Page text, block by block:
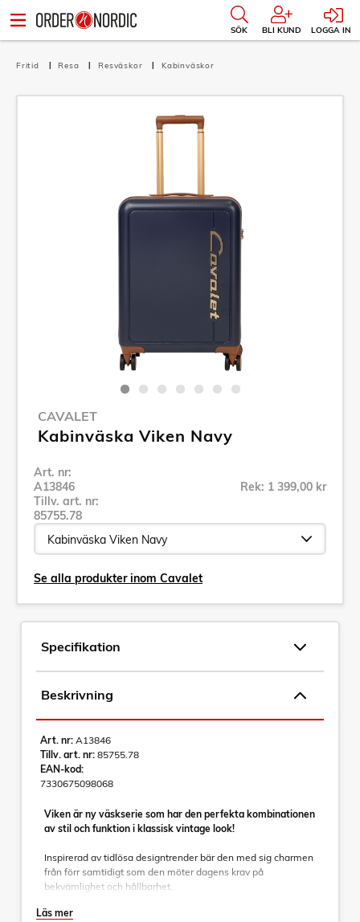
SÖK BLI KUND LOGGA IN
Fritid Resa Resväskor Kabinväskor
CAVALET
Kabinväska Viken Navy
Art. nr:
A13846
Tillv. art. nr:
85755.78
Rek: 1 399,00 kr
Se alla produkter inom Cavalet
Specifikation
Beskrivning
Art. nr: A13846
Tillv. art. nr: 85755.78
EAN-kod:
7330675098068
Viken är ny väskserie som har den perfekta kombinationen
av stil och funktion i klassisk vintage look!
Inspirerad av tidlösa designtrender bär den med sig charmen
från förr samtidigt som den möter dagens krav på
bekvämlighet och hållbarhet.
Viken finns i flera färger och i 3 storlekar. Genomtänkta
Läs mer